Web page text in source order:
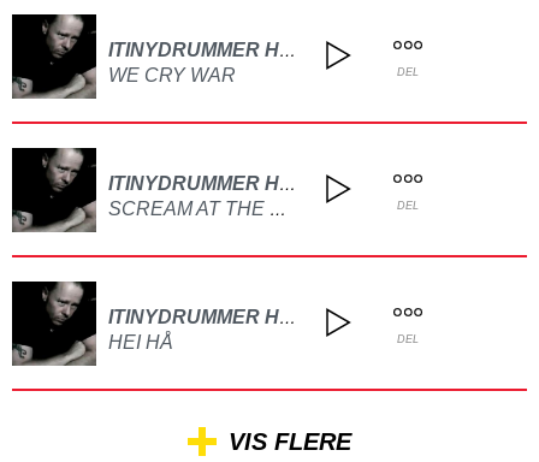
ITINYDRUMMER HEIKE LINDBERG
WE CRY WAR DEL
ITINYDRUMMER HEIKE LINDBERG
SCREAM AT THE TOP OF THE WORLD
DEL
ITINYDRUMMER HEIKE LINDBERG
HEI HÅ DEL
VIS FLERE